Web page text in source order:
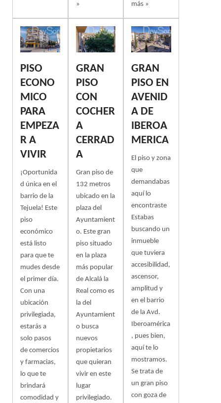
»
más »
PISO
ECONO
MICO
PARA
EMPEZA
R A
VIVIR
¡Oportunida
d única en el
barrio de la
Tejuela! Este
piso
económico
está listo
para que te
mudes desde
el primer día.
Con una
ubicación
privilegiada,
estarás a
solo pasos
de comercios
y farmacias,
lo que te
brindará
comodidad y
GRAN
PISO
CON
COCHER
A
CERRAD
A
Gran piso de
132 metros
ubicado en la
plaza del
Ayuntamient
o. Este gran
piso situado
en la plaza
más popular
de Alcalá la
Real como es
la del
Ayuntamient
o busca
nuevos
propietarios
que quieran
vivir en este
lugar
privilegiado.
GRAN
PISO EN
AVENID
A DE
IBEROA
MERICA
El piso y zona
que
demandabas
aquí lo
encontraste
Estabas
buscando un
inmueble
que tuviera
accesibilidad,
ascensor,
amplitud y
en el barrio
de la Avd.
Iberoamérica
, pues bien,
aquí te lo
mostramos.
Se trata de
un gran piso
con goza de